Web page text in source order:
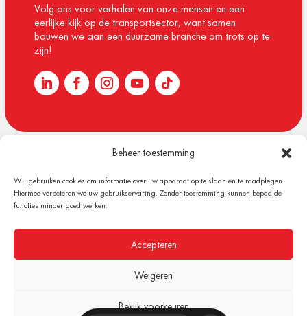
Beheer toestemming
Wij gebruiken cookies om informatie over uw apparaat op te slaan en te raadplegen.
Hiermee verbeteren we uw gebruikservaring. Zonder toestemming kunnen bepaalde
functies minder goed werken.
Accepteren
Weigeren
Bekijk voorkeuren
Volg ons voor verhalen van onze mensen en een
eerlijke kijk op de transportsector, want samen
bouwen we aan een duurzame branche om trots op te
zijn!
Algemene voorwaarden
Content & Design by Plan B Digital